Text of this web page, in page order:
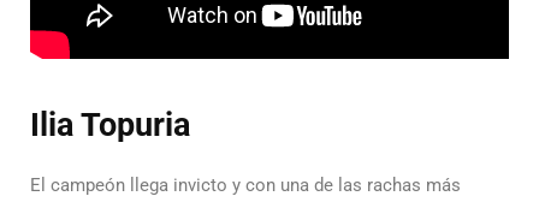
Ilia Topuria
El campeón llega invicto y con una de las rachas más